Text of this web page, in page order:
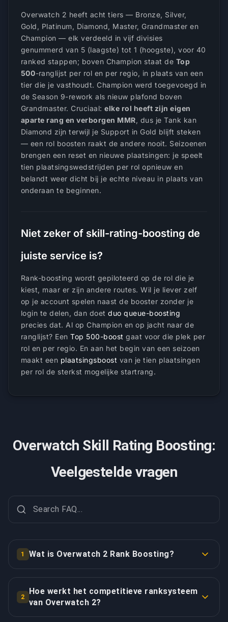
Overwatch 2 heeft acht tiers — Bronze, Silver,
Gold, Platinum, Diamond, Master, Grandmaster en
Champion — elk verdeeld in vijf divisies
genummerd van 5 (laagste) tot 1 (hoogste), voor 40
ranked stappen; boven Champion staat de Top
500-ranglijst per rol en per regio, in plaats van een
tier die je vasthoudt. Champion werd toegevoegd in
de Season 9-rework als nieuw plafond boven
Grandmaster. Cruciaal:elke rol heeft zijn eigen
aparte rang en verborgen MMR, dus je Tank kan
Diamond zijn terwijl je Support in Gold blijft steken
— een rol boosten raakt de andere nooit. Seizoenen
brengen een reset en nieuwe plaatsingen: je speelt
tien plaatsingswedstrijden per rol opnieuw en
belandt weer dicht bij je echte niveau in plaats van
onderaan te beginnen.
Niet zeker of skill-rating-boosting de
juiste service is?
Rank-boosting wordt gepiloteerd op de rol die je
kiest, maar er zijn andere routes. Wil je liever zelf
op je account spelen naast de booster zonder je
login te delen, dan doetduo queue-boosting
precies dat. Al op Champion en op jacht naar de
ranglijst? EenTop 500-boost gaat voor die plek per
rol en per regio. En aan het begin van een seizoen
maakt een plaatsingsboost van je tien plaatsingen
per rol de sterkst mogelijke startrang.
Overwatch Skill Rating Boosting:
Veelgestelde vragen
1 Wat is Overwatch 2 Rank Boosting?
SR boosting genoemd) helpt je een hogere
competitieve rank te bereiken via expert gameplay op
2
Hoe werkt het competitieve ranksysteem
van Overwatch 2?